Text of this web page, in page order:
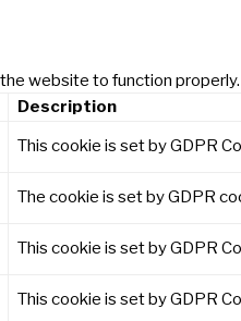
website to function
Description
This cookie is set by GDPR
The cookie is set by GDPR
This cookie is set by GDPR
This cookie is set by GDPR